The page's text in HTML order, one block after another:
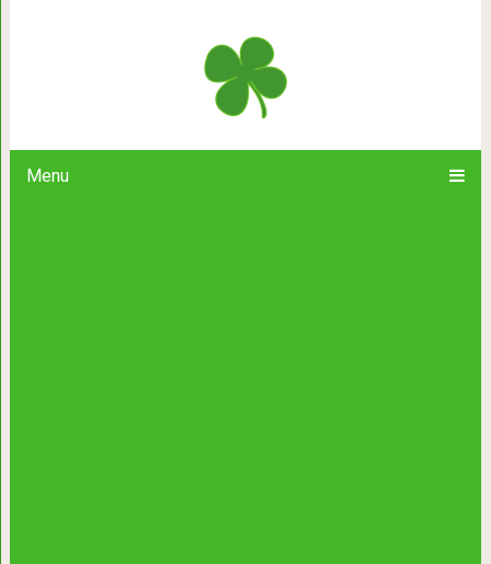
Menu
Каждую секунду каждого дня